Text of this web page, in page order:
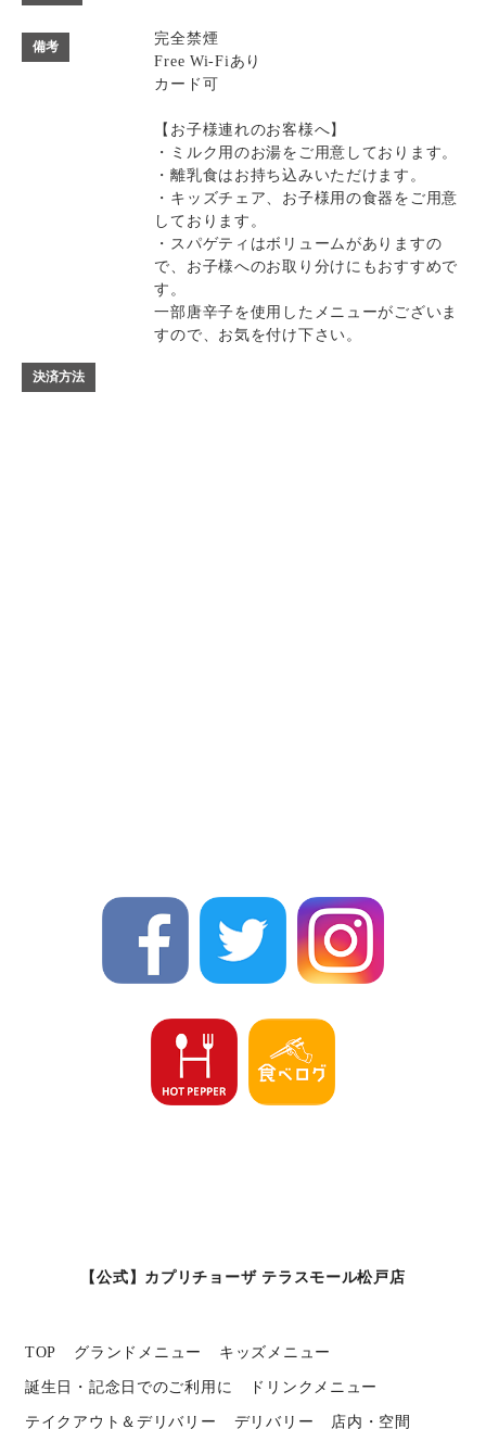
備考
完全禁煙
Free Wi-Fiあり
カード可
【お子様連れのお客様へ】
・ミルク用のお湯をご用意しております。
・離乳食はお持ち込みいただけます。
・キッズチェア、お子様用の食器をご用意
しております。
・スパゲティはボリュームがありますの
で、お子様へのお取り分けにもおすすめで
す。
一部唐辛子を使用したメニューがございま
すので、お気を付け下さい。
決済方法
【公式】カプリチョーザ テラスモール松戸店
TOP グランドメニュー キッズメニュー
誕生日・記念日でのご利用に ドリンクメニュー
テイクアウト＆デリバリー デリバリー 店内・空間